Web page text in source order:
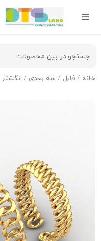
خانه / فایل / سه بعدی / انگشتر